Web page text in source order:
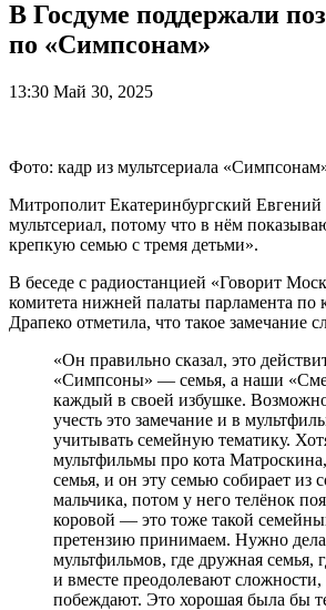
В Госдуме поддержали
по «Симпсонам»
13:30 Май 30, 2025
Фото: кадр из мультсериала
Митрополит Екатеринбургский Евгений
мультсериал, потому что в нём
крепкую семью с тремя детьми».
В беседе с радиостанцией «Говорит
комитета нижней палаты парламента по
Драпеко отметила, что такое замечание
«Он правильно сказал, это
«Симпсоны» — семья, а наши
каждый в своей избушке.
учесть это замечание и в
учитывать семейную тематику.
мультфильмы про кота
семья, и он эту семью собирает из
мальчика, потом у него телёнок
коровой — это тоже такой
претензию принимаем. Нужно
мультфильмов, где дружная семья,
и вместе преодолевают сложности,
побеждают. Это хорошая была бы